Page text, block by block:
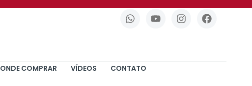
ONDE COMPRAR VÍDEOS CONTATO